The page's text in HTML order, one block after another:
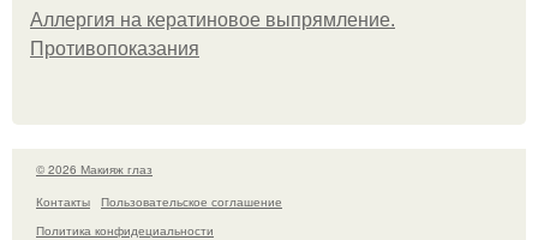
Аллергия на кератиновое выпрямление.
Противопоказания
© 2026 Макияж глаз
Контакты
Пользовательское соглашение
Политика конфидециальности